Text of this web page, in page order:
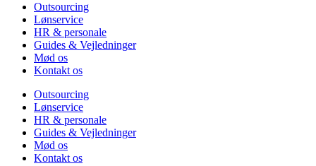
Outsourcing
Lønservice
HR & personale
Guides & Vejledninger
Mød os
Kontakt os
Outsourcing
Lønservice
HR & personale
Guides & Vejledninger
Mød os
Kontakt os